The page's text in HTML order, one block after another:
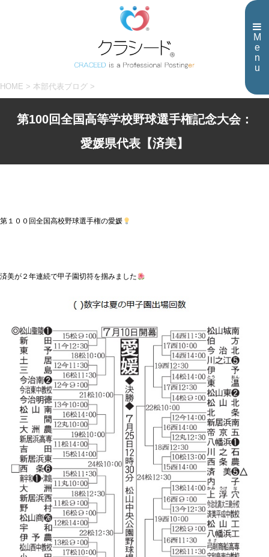
M
e
n
u
HOME > 本部代表ブログ >
第100回全国高等学校野球選手権記念大会：
愛媛県代表【済美】
第１００回全国高校野球選手権の愛媛
済美が２年連続で甲子園切符を掴みました